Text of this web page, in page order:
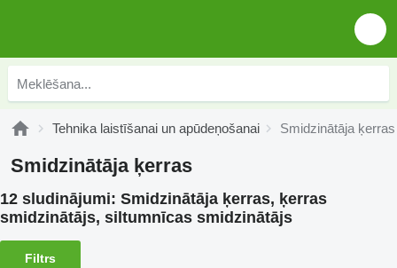
Tehnika laistīšanai un apūdeņošanai Smidzinātāja ķerras
Smidzinātāja ķerras
12 sludinājumi: Smidzinātāja ķerras, ķerras
smidzinātājs, siltumnīcas smidzinātājs
Filtrs